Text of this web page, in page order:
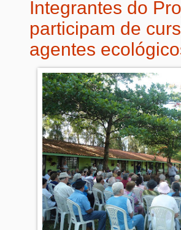
Integrantes do
participam de
agentes